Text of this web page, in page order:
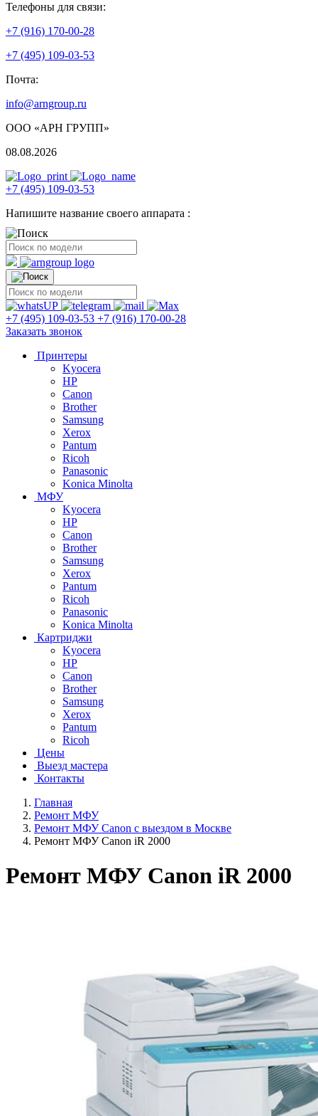
Телефоны для связи:
+7 (916) 170-00-28
+7 (495) 109-03-53
Почта:
info@arngroup.ru
ООО «АРН ГРУПП»
08.08.2026
+7 (495) 109-03-53
Напишите название своего аппарата :
+7 (495) 109-03-53 +7 (916) 170-00-28
Заказать звонок
Принтеры
Kyocera
HP
Canon
Brother
Samsung
Xerox
Pantum
Ricoh
Panasonic
Konica Minolta
МФУ
Kyocera
HP
Canon
Brother
Samsung
Xerox
Pantum
Ricoh
Panasonic
Konica Minolta
Картриджи
Kyocera
HP
Canon
Brother
Samsung
Xerox
Pantum
Ricoh
Цены
Выезд мастера
Контакты
Главная
Ремонт МФУ
Ремонт МФУ Canon с выездом в Москве
Ремонт МФУ Canon iR 2000
Ремонт МФУ Canon iR 2000